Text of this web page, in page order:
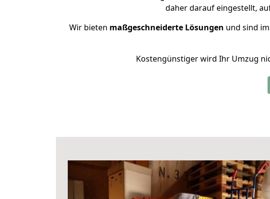
daher darauf eingestellt,
Wir bieten maßgeschneiderte Lösungen und sind
Kostengünstiger wird Ihr Umzug